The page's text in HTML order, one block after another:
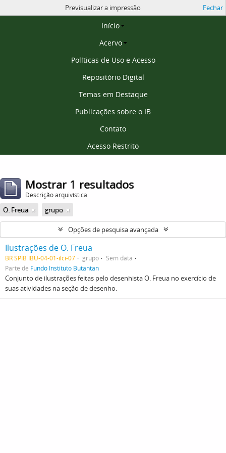
Página inicial
Início
Acervo
Políticas de Uso e Acesso
Repositório Digital
Temas em Destaque
Publicações sobre o IB
Contato
Acesso Restrito
Previsualizar a impressão Fechar
Mostrar 1 resultados
Descrição arquivística
O. Freua grupo
Opções de pesquisa avançada
Ilustrações de O. Freua
BR SPIB IBU-04-01-ilci-07 grupo
Sem data
Parte de Fundo Instituto Butantan
Conjunto de ilustrações feitas pelo desenhista O. Freua no exercício de
suas atividades na seção de desenho.